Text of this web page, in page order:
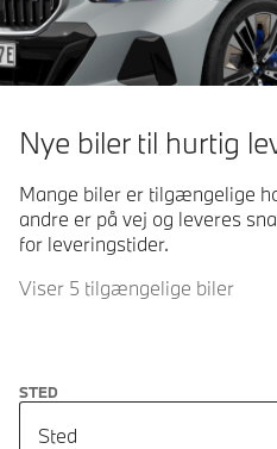
Nye biler til hurtig
Mange biler er tilgængelige
andre er på vej og leveres
for leveringstider.
Viser 5 tilgængelige biler
STED
Sted